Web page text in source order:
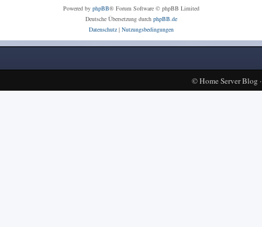
Powered by phpBB® Forum Software © phpBB Limited
Deutsche Übersetzung durch phpBB.de
Datenschutz| Nutzungsbedingungen
©Home Server Blog